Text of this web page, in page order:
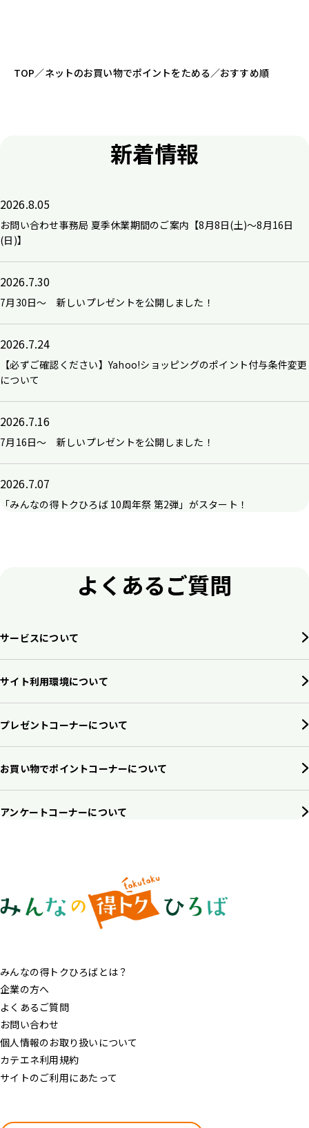
TOP／ネットのお買い物でポイントをためる ／おすすめ順
新着情報
2026.8.05
お問い合わせ事務局 夏季休業期間のご案内【8月8日(土)～8月16日
(日)】
2026.7.30
7月30日～ 新しいプレゼントを公開しました！
2026.7.24
【必ずご確認ください】Yahoo!ショッピングのポイント付与条件変更
について
2026.7.16
7月16日～ 新しいプレゼントを公開しました！
2026.7.07
「みんなの得トクひろば 10周年祭 第2弾」がスタート！
よくあるご質問
サービスについて
サイト利用環境について
プレゼントコーナーについて
お買い物でポイントコーナーについて
アンケートコーナーについて
みんなの得トクひろばとは？
企業の方へ
よくあるご質問
お問い合わせ
個人情報のお取り扱いについて
カテエネ利用規約
サイトのご利用にあたって